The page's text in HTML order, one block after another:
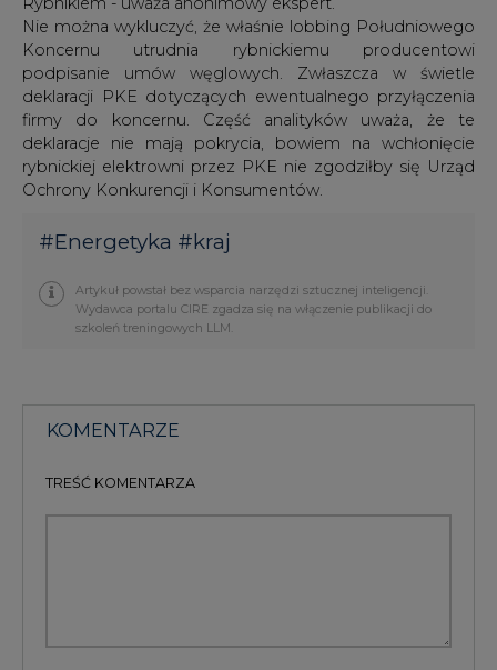
Nie można wykluczyć, że właśnie lobbing Południowego
Koncernu utrudnia rybnickiemu producentowi
podpisanie umów węglowych. Zwłaszcza w świetle
deklaracji PKE dotyczących ewentualnego przyłączenia
firmy do koncernu. Część analityków uważa, że te
deklaracje nie mają pokrycia, bowiem na wchłonięcie
rybnickiej elektrowni przez PKE nie zgodziłby się Urząd
Ochrony Konkurencji i Konsumentów.
#Energetyka #kraj
Artykuł powstał bez wsparcia narzędzi sztucznej inteligencji.
Wydawca portalu CIRE zgadza się na włączenie publikacji do
szkoleń treningowych LLM.
KOMENTARZE
TREŚĆ KOMENTARZA